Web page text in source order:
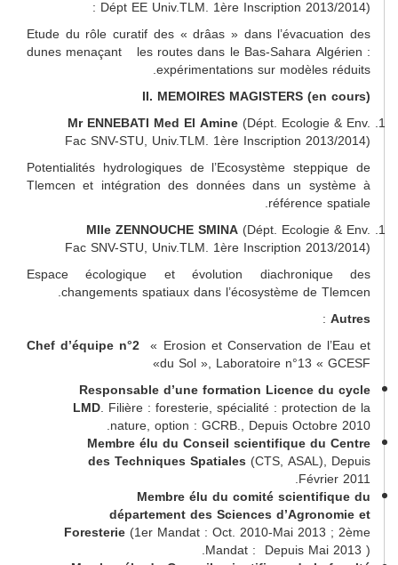
Dépt EE Univ.TLM. 1ère Inscription
Etude du rôle curatif des « drâas » dans
dunes menaçant les routes dans le Bas-Sahara
expérimentations sur
II. MEMOIRES MAGISTERS
Mr ENNEBATI Med El Amine(Dépt.
Fac SNV-STU, Univ.TLM. 1ère Inscription
Potentialités hydrologiques de l’Ecosystème
Tlemcen et intégration des données dans un
Mlle ZENNOUCHE SMINA(Dépt.
Fac SNV-STU, Univ.TLM. 1ère Inscription
Espace écologique et évolution
changements spatiaux dans l’écosystème de
Chef d’équipe n°2« Erosion et Conservation de
du Sol », Laboratoire n°13 «
Responsable d’une formation Licence
LMD. Filière : foresterie, spécialité :
nature, option : GCRB., Depuis
Membre élu du Conseil scientifique
des Techniques Spatiales(CTS,
Membre élu du comité
département des Sciences
Foresterie(1er Mandat : Oct. 2010-Mai
Mandat : Depuis